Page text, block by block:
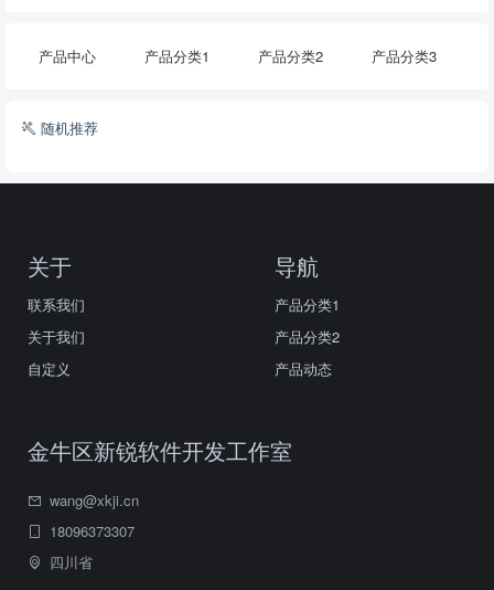
产品中心 产品分类1 产品分类2 产品分类3
随机推荐
关于
联系我们
关于我们
自定义
导航
产品分类1
产品分类2
产品动态
金牛区新锐软件开发工作室
wang@xkji.cn
18096373307
四川省